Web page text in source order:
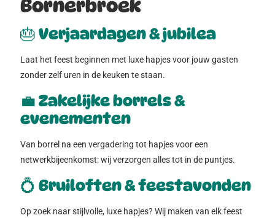
Bornerbroek
🎂 Verjaardagen & jubilea
Laat het feest beginnen met luxe hapjes voor jouw gasten
zonder zelf uren in de keuken te staan.
💼 Zakelijke borrels &
evenementen
Van borrel na een vergadering tot hapjes voor een
netwerkbijeenkomst: wij verzorgen alles tot in de puntjes.
💍 Bruiloften & feestavonden
Op zoek naar stijlvolle, luxe hapjes? Wij maken van elk feest